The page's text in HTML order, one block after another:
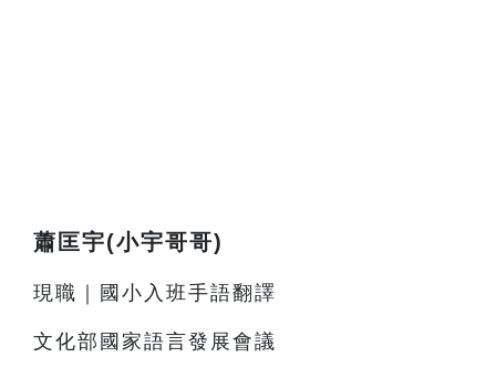
蕭匡宇(小宇哥哥)
現職｜國小入班手語翻譯
文化部國家語言發展會議